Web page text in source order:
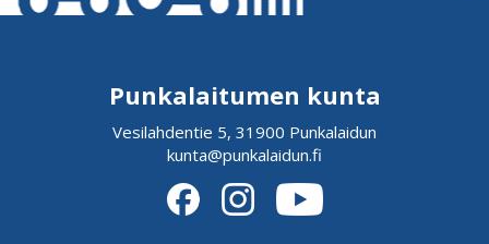
Punkalaitumen kunta
Vesilahdentie 5, 31900 Punkalaidun
kunta@punkalaidun.fi